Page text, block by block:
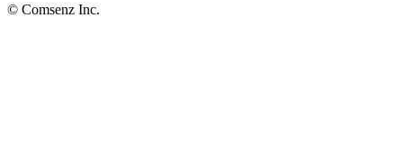
© Comsenz Inc.